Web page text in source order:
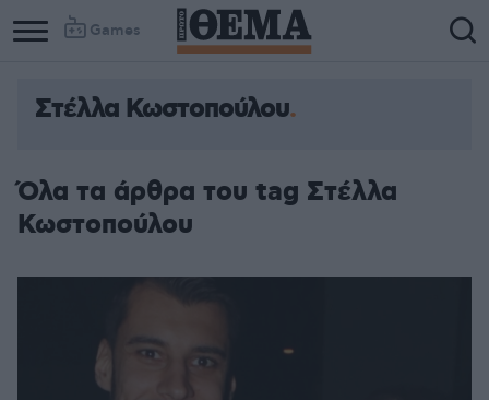
Games
Στέλλα Κωστοπούλου
Όλα τα άρθρα του tag Στέλλα
Κωστοπούλου